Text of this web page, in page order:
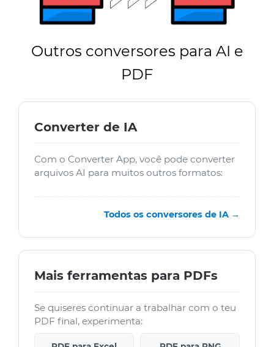
Outros conversores para AI e
PDF
Converter de IA
Com o Converter App, você pode converter
arquivos AI para muitos outros formatos:
Todos os conversores de IA →
Mais ferramentas para PDFs
Se quiseres continuar a trabalhar com o teu
PDF final, experimenta: